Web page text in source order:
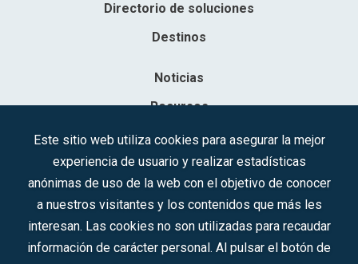
Directorio de soluciones
Destinos
Noticias
Recursos
Contacto
Sociedad Mercantil Estatal para la Gestión de la Innovación y las
Inscrita en el R.M. de Madrid, T, 12593, Se. 8, F. 129, H. 201.307.
C.I.F.: A-81/874.984
Este sitio web utiliza cookies para asegurar la mejor
experiencia de usuario y realizar estadísticas
anónimas de uso de la web con el objetivo de conocer
a nuestros visitantes y los contenidos que más les
interesan. Las cookies no son utilizadas para recaudar
información de carácter personal. Al pulsar el botón de